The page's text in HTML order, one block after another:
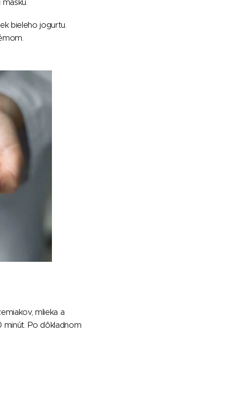
bieleho jogurtu.
mlieka a
minút. Po dôkladnom